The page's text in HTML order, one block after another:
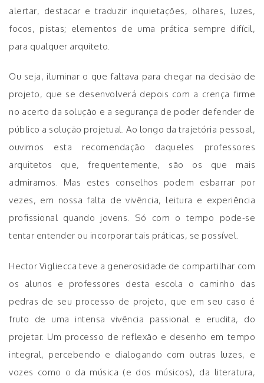
alertar, destacar e traduzir inquietações, olhares, luzes,
focos, pistas; elementos de uma prática sempre difícil,
para qualquer arquiteto.
Ou seja, iluminar o que faltava para chegar na decisão de
projeto, que se desenvolverá depois com a crença firme
no acerto da solução e a segurança de poder defender de
público a solução projetual. Ao longo da trajetória pessoal,
ouvimos esta recomendação daqueles professores
arquitetos que, frequentemente, são os que mais
admiramos. Mas estes conselhos podem esbarrar por
vezes, em nossa falta de vivência, leitura e experiência
profissional quando jovens. Só com o tempo pode-se
tentar entender ou incorporar tais práticas, se possível.
Hector Vigliecca teve a generosidade de compartilhar com
os alunos e professores desta escola o caminho das
pedras de seu processo de projeto, que em seu caso é
fruto de uma intensa vivência passional e erudita, do
projetar. Um processo de reflexão e desenho em tempo
integral, percebendo e dialogando com outras luzes, e
vozes como o da música (e dos músicos), da literatura,